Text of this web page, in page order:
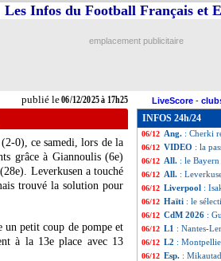
publié le06/12/2025 à 17h25
Les Infos du Football Français et
emplacement publicitaire
LiveScore -
0), ce samedi, lors de la
grâce à Giannoulis (6e)
Leverkusen a touché
trouvé la solution pour
un petit coup de pompe et
à la 13e place avec 13
INFOS 24h/24
06/12 Nice: Haise
06/12 L1: Nantes 1-
06/12 Ang.: Chelsea
06/12 Ang.:
06/12 Ang. : Cherki
06/12 VIDEO : la
06/12 All. : le
06/12 All. :
06/12 Liverpool :
06/12 Haïti : le
06/12 CdM 2026 :
06/12 L1 : Nantes-
06/12 L2 :
06/12 Esp. :